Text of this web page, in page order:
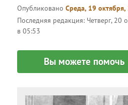
ОпубликованоСреда, 19
Последняя редакция: Четверг, 20
в 05:53
Вы можете помочь